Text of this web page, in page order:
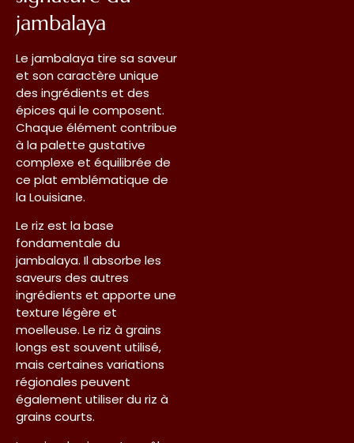
jambalaya
Le jambalaya tire sa saveur
et son caractère unique
des ingrédients et des
épices qui le composent.
Chaque élément contribue
à la palette gustative
complexe et équilibrée de
ce plat emblématique de
la Louisiane.
Le riz est la base
fondamentale du
jambalaya. Il absorbe les
saveurs des autres
ingrédients et apporte une
texture légère et
moelleuse. Le riz à grains
longs est souvent utilisé,
mais certaines variations
régionales peuvent
également utiliser du riz à
grains courts.